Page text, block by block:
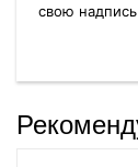
свою